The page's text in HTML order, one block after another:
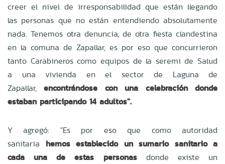
creer el nivel de irresponsabilidad que están llegando
las personas que no están entendiendo absolutamente
nada. Tenemos otra denuncia, de otra fiesta clandestina
en la comuna de Zapallar, es por eso que concurrieron
tanto Carabineros como equipos de la seremi de Salud
a una vivienda en el sector de Laguna de
Zapallar,
encontrándose con una celebración donde
estaban participando 14 adultos".
Y agregó: "Es por eso que como autoridad
sanitaria
hemos establecido un sumario sanitario a
cada una de estas personas
donde existe un